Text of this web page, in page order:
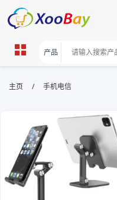
手机电信 |
手机电信,运营商套餐,
XOOBAY
手机电信信息聚合套餐解读优惠
主页 / 手机电信